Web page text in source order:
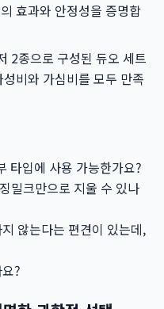
효과와 안정성을 증명합
2종으로 구성된 듀오 세트
비와 가심비를 모두 만족
타입에 사용 가능한가요?
밀크만으로 지울 수 있나
않는다는 편견이 있는데,
?